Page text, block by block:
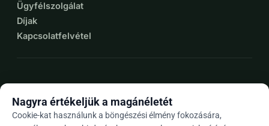
Ügyfélszolgálat
Díjak
Kapcsolatfelvétel
Nagyra értékeljük a magánéletét
Cookie-kat használunk a böngészési élmény fokozására,